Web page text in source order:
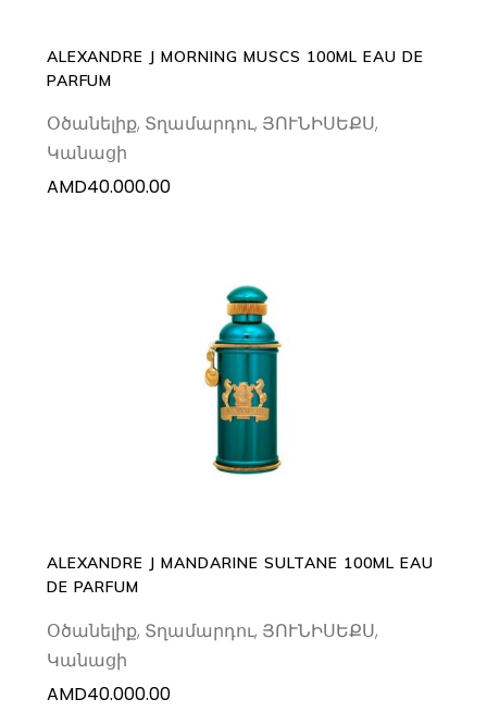
ALEXANDRE J MORNING MUSCS 100ML EAU DE
PARFUM
Օծանելիք, Տղամարդու, ՅՈՒՆԻՍԵՔՍ,
Կանացի
AMD40.000.00
ADD TO CART
ALEXANDRE J MANDARINE SULTANE 100ML EAU
DE PARFUM
Օծանելիք, Տղամարդու, ՅՈՒՆԻՍԵՔՍ,
Կանացի
AMD40.000.00